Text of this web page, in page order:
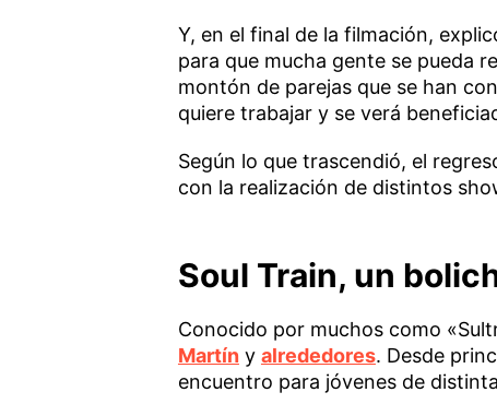
Y, en el final de la filmación,
para que mucha gente se pueda
montón de parejas que se han
quiere trabajar y se verá
Según lo que trascendió, el
con la realización de distintos
Soul Train, un
Conocido por muchos como
Martíny alrededores. Desde
encuentro para jóvenes de